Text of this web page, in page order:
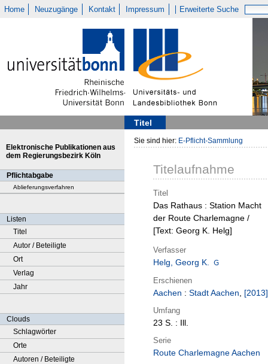
Home Neuzugänge Kontakt Impressum Erweiterte Suche
Titel
Elektronische Publikationen aus
dem Regierungsbezirk Köln
Pflichtabgabe
Ablieferungsverfahren
Listen
Titel
Autor / Beteiligte
Ort
Verlag
Jahr
Clouds
Schlagwörter
Orte
Autoren / Beteiligte
Sie sind hier: E-Pflicht-Sammlung
Titelaufnahme
Titel
Das Rathaus : Station Macht
der Route Charlemagne /
[Text: Georg K. Helg]
Verfasser
Helg, Georg K.
Erschienen
Aachen : Stadt Aachen, [2013]
Umfang
23 S. : Ill.
Serie
Route Charlemagne Aachen